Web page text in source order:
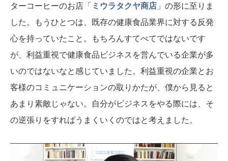
ターコーヒーのお店「ミウラタクヤ商店 」の形に至りま
した。もうひとつは、既存の健康食品業界に対する反発
心を持っていたこと。もちろんすてべてではないです
が、利益重視で健康食品ビジネスを営んでいる企業が多
いのではないなと感じていました。利益重視の企業とお
客様のコミュニケーションの取りかたが、僕から見ると
あまり素敵じゃない。自分がビジネスをやる際には、そ
の逆張りをすればうまくいくのではと考えました。